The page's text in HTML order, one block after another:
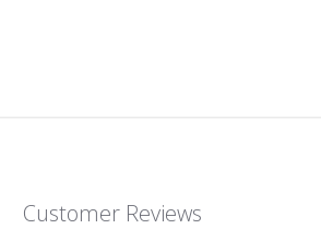
Customer Reviews